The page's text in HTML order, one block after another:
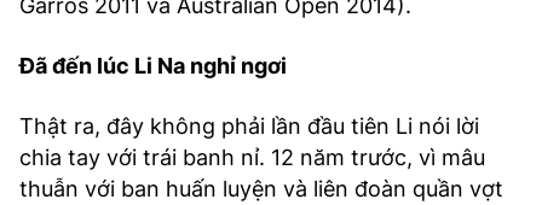
LIÊN HỆ QUẢNG CÁO
Hotline: 0981.119.189
Điện thoại: 024.38254756
MẠNG XÃ HỘI
Garros 2011 và Australian Open 2014).
Đã đến lúc Li Na nghỉ ngơi
Thật ra, đây không phải lần đầu tiên Li nói lời
chia tay với trái banh nỉ. 12 năm trước, vì mâu
thuẫn với ban huấn luyện và liên đoàn quần vợt